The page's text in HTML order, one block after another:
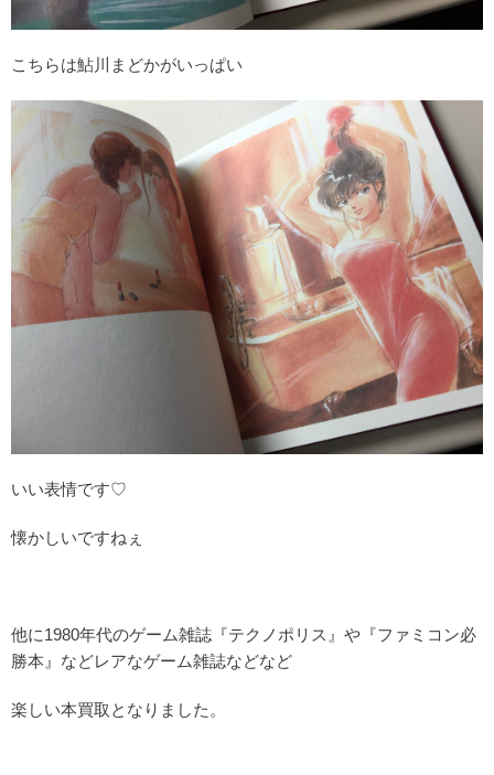
こちらは鮎川まどかがいっぱい
いい表情です♡
懐かしいですねぇ
他に1980年代のゲーム雑誌『テクノポリス』や『ファミコン必
勝本』などレアなゲーム雑誌などなど
楽しい本買取となりました。